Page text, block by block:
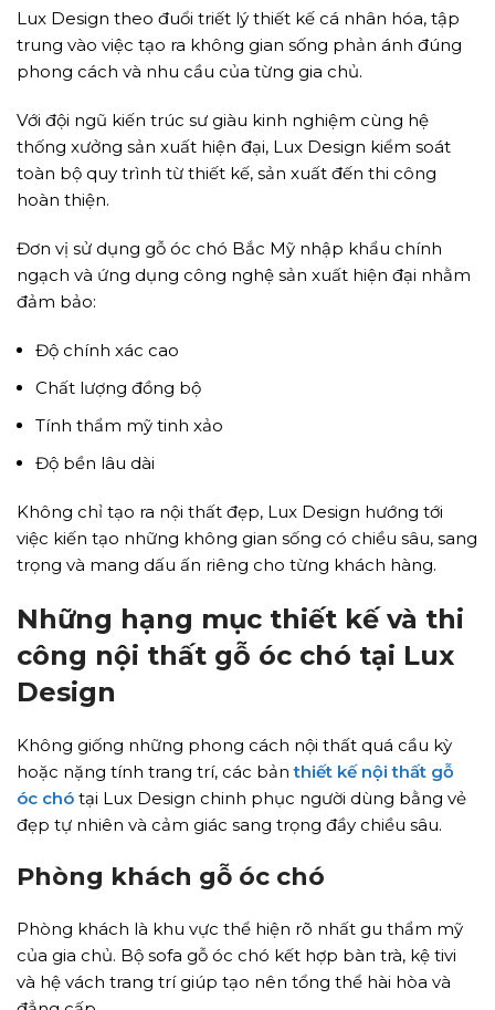
Lux Design theo đuổi triết lý thiết kế cá nhân hóa, tập
trung vào việc tạo ra không gian sống phản ánh đúng
phong cách và nhu cầu của từng gia chủ.
Với đội ngũ kiến trúc sư giàu kinh nghiệm cùng hệ
thống xưởng sản xuất hiện đại, Lux Design kiểm soát
toàn bộ quy trình từ thiết kế, sản xuất đến thi công
hoàn thiện.
Đơn vị sử dụng gỗ óc chó Bắc Mỹ nhập khẩu chính
ngạch và ứng dụng công nghệ sản xuất hiện đại nhằm
đảm bảo:
Độ chính xác cao
Chất lượng đồng bộ
Tính thẩm mỹ tinh xảo
Độ bền lâu dài
Không chỉ tạo ra nội thất đẹp, Lux Design hướng tới
việc kiến tạo những không gian sống có chiều sâu, sang
trọng và mang dấu ấn riêng cho từng khách hàng.
Những hạng mục thiết kế và thi
công nội thất gỗ óc chó tại Lux
Design
Không giống những phong cách nội thất quá cầu kỳ
hoặc nặng tính trang trí, các bảnthiết kế nội thất gỗ
óc chó tại Lux Design chinh phục người dùng bằng vẻ
đẹp tự nhiên và cảm giác sang trọng đầy chiều sâu.
Phòng khách gỗ óc chó
Phòng khách là khu vực thể hiện rõ nhất gu thẩm mỹ
của gia chủ. Bộ sofa gỗ óc chó kết hợp bàn trà, kệ tivi
và hệ vách trang trí giúp tạo nên tổng thể hài hòa và